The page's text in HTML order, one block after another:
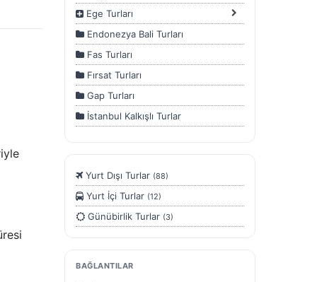
Ege Turları
Endonezya Bali Turları
Fas Turları
Fırsat Turları
Gap Turları
İstanbul Kalkışlı Turlar
Kapadokya Turları
Karadeniz Turları
Kurban Bayramı Özel Turlar
Marmara Bölgesi
Yurt Dışı Turlar (88)
Yurt İçi Turlar (12)
Günübirlik Turlar (3)
BAĞLANTILAR